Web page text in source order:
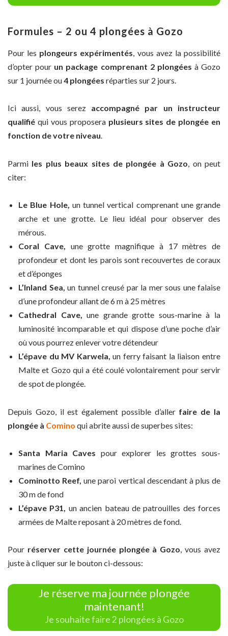
Formules – 2 ou 4 plongées à Gozo
Pour les plongeurs expérimentés, vous avez la possibilité
d’opter pour un package comprenant 2 plongées à Gozo
sur 1 journée ou4 plongées réparties sur 2 jours.
Ici aussi, vous serez accompagné par un instructeur
qualifié qui vous proposera plusieurs sites de plongée en
fonction de votre niveau.
Parmi les plus beaux sites de plongée à Gozo , on peut
citer:
Le Blue Hole, un tunnel vertical comprenant une grande
arche et une grotte. Le lieu idéal pour observer des
mérous.
Coral Cave, une grotte magnifique à 17 mètres de
profondeur et dont les parois sont recouvertes de coraux
et d’éponges
L’Inland Sea, un tunnel creusé par la mer sous une falaise
d’une profondeur allant de 6 m à 25 mètres
Cathedral Cave, une grande grotte sous-marine à la
luminosité incomparable et qui dispose d’une poche d’air
où vous pourrez enlever votre détendeur
L’épave du MV Karwela, un ferry faisant la liaison entre
Malte et Gozo qui a été coulé volontairement pour servir
de spot de plongée.
Depuis Gozo, il est également possible d’aller faire de la
plongée à Comino qui abrite aussi de superbes sites:
Santa Maria Caves pour explorer les grottes sous-
marines de Comino
Cominotto Reef, une paroi vertical descendant à plus de
30 m de fond
L’épave P31, un ancien bateau de patrouilles des forces
armées de Malte reposant à 20 mètres de fond.
Pour réserver cette journée plongée à Gozo, vous avez
juste à cliquer sur le bouton ci-dessous:
Je réserve ma journée plongée
maintenant!
Je souhaite faire 2 plongées à Gozo